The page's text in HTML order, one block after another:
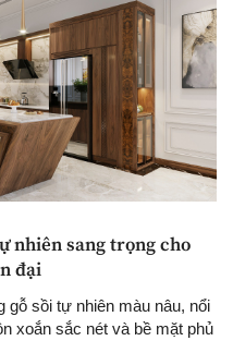
nhiên sang trọng cho
đại
gỗ sồi tự nhiên màu nâu, nổi
xoắn sắc nét và bề mặt phủ